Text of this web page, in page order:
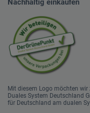
Mit diesem Logo möchten wir
Duales System Deutschland
für Deutschland am dualen